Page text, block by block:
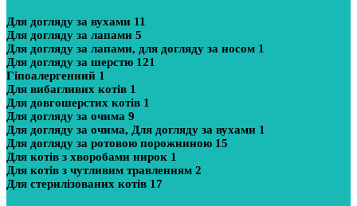
Для догляду за вухами 11
Для догляду за лапами 5
Для догляду за лапами, для догляду за носом 1
Для догляду за шерстю 121
Гіпоалергенний 1
Для вибагливих котів 1
Для довгошерстих котів 1
Для догляду за очима 9
Для догляду за очима, Для догляду за вухами 1
Для догляду за ротовою порожниною 15
Для котів з хворобами нирок 1
Для котів з чутливим травленням 2
Для стерилізованих котів 17